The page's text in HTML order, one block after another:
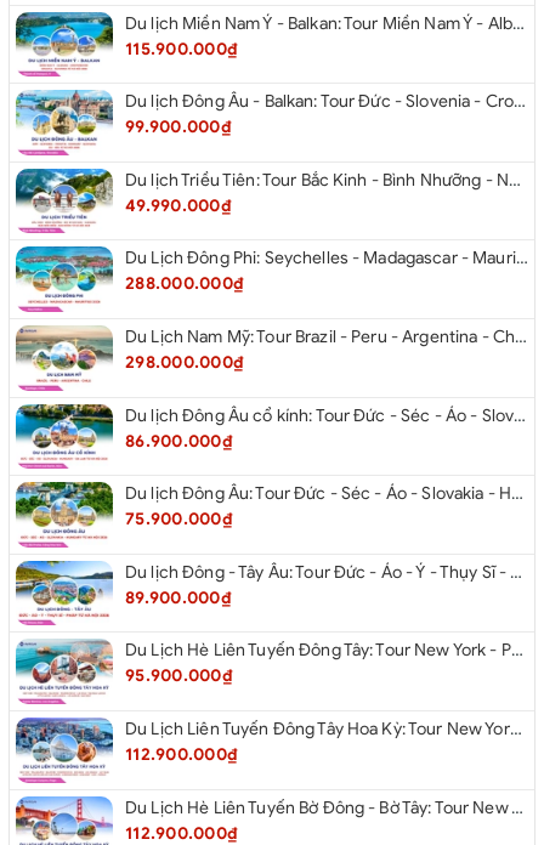
Du lịch Miền Nam Ý - Balkan: Tour Miền Nam Ý - Albania - Montenegro - Croatia - Slovenia từ Hà Nội 2026
115.900.000₫
Du lịch Đông Âu - Balkan: Tour Đức - Slovenia - Croatia - Hungary - Slovakia - Áo - Séc từ Hà Nội 2026
99.900.000₫
Du lịch Triều Tiên: Tour Bắc Kinh - Bình Nhưỡng - Núi Myohyang - Kaesong - Bàn Môn Điếm - Đan Đông từ Hà Nội 2026
49.990.000₫
Du Lịch Đông Phi: Seychelles - Madagascar - Mauritius 2026
288.000.000₫
Du Lịch Nam Mỹ: Tour Brazil - Peru - Argentina - Chile 2026
298.000.000₫
Du lịch Đông Âu cổ kính: Tour Đức - Séc - Áo - Slovakia - Hungary - Ba Lan từ Hà Nội 2026
86.900.000₫
Du lịch Đông Âu: Tour Đức - Séc - Áo - Slovakia - Hungary từ Hà Nội 2026
75.900.000₫
Du lịch Đông - Tây Âu: Tour Đức - Áo - Ý - Thụy Sĩ - Pháp từ Hà Nội 2026
89.900.000₫
Du Lịch Hè Liên Tuyến Đông Tây: Tour New York - Philadelphia - Delaware - Washington Dc - Las Vegas - Red Rock Canyon - Little Saigon - Santa Monica - Los Angeles - San Diego Từ Hà Nội 2026
95.900.000₫
Du Lịch Liên Tuyến Đông Tây Hoa Kỳ: Tour New York - Philadelphia - Delaware - Washington Dc - San Diego - Los Angeles - Las Vegas - Antelope Canyon (Hẻm Núi Linh Dương) - Horseshoe Bend - Monument - Page - Phoenix Từ Hà Nội 2026
112.900.000₫
Du Lịch Hè Liên Tuyến Bờ Đông - Bờ Tây: Tour New York - Philadelphia - Delaware - Washington Dc - Las Vegas - Los Angeles - Hollywood - San Diego - San Jose - San Francisco - Từ Hà Nội 2026
112.900.000₫